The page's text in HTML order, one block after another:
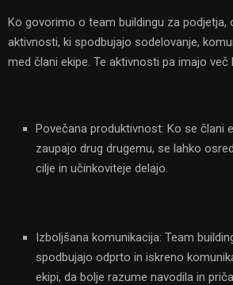
Ko govorimo o team buildingu za podjetja,
aktivnosti, ki spodbujajo sodelovanje,
med člani ekipe. Te aktivnosti pa imajo več
Povečana produktivnost: Ko se člani
zaupajo drug drugemu, se lahko
cilje in učinkoviteje delajo.
Izboljšana komunikacija: Team
spodbujajo odprto in iskreno
ekipi, da bolje razume navodila in